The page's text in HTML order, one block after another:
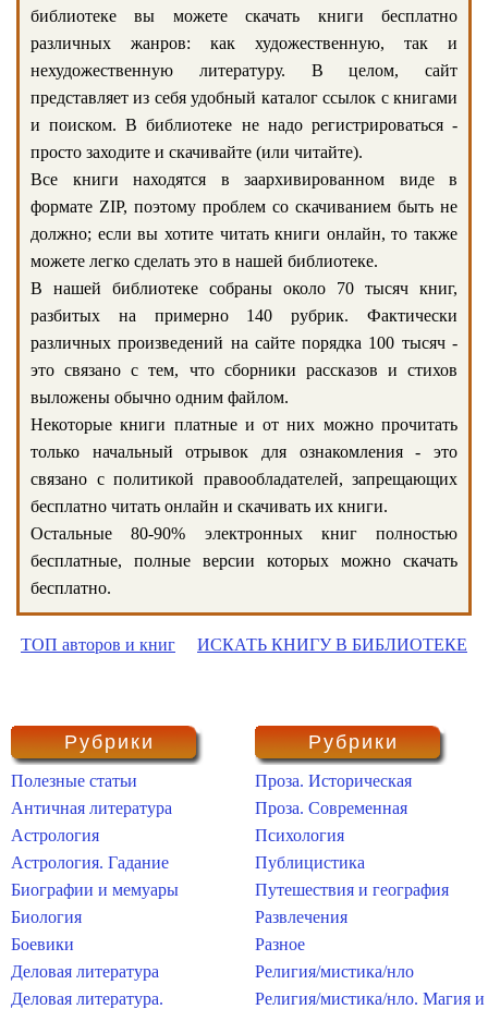
библиотеке вы можете скачать книги бесплатно
различных жанров: как художественную, так и
нехудожественную литературу. В целом, сайт
представляет из себя удобный каталог ссылок с книгами
и поиском. В библиотеке не надо регистрироваться -
просто заходите и скачивайте (или читайте).
Все книги находятся в заархивированном виде в
формате ZIP, поэтому проблем со скачиванием быть не
должно; если вы хотите читать книги онлайн, то также
можете легко сделать это в нашей библиотеке.
В нашей библиотеке собраны около 70 тысяч книг,
разбитых на примерно 140 рубрик. Фактически
различных произведений на сайте порядка 100 тысяч -
это связано с тем, что сборники рассказов и стихов
выложены обычно одним файлом.
Некоторые книги платные и от них можно прочитать
только начальный отрывок для ознакомления - это
связано с политикой правообладателей, запрещающих
бесплатно читать онлайн и скачивать их книги.
Остальные 80-90% электронных книг полностью
бесплатные, полные версии которых можно скачать
бесплатно.
ТОП авторов и книг ИСКАТЬ КНИГУ В БИБЛИОТЕКЕ
Рубрики
Полезные статьи
Античная литература
Астрология
Астрология. Гадание
Биографии и мемуары
Биология
Боевики
Деловая литература
Деловая литература.
Рубрики
Проза. Историческая
Проза. Современная
Психология
Публицистика
Путешествия и география
Развлечения
Разное
Религия/мистика/нло
Религия/мистика/нло. Магия и